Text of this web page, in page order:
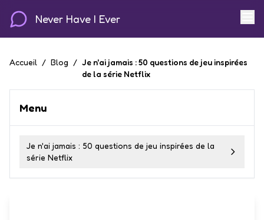
Never Have I Ever
Accueil / Blog / Je n'ai jamais : 50 questions de jeu inspirées
de la série Netflix
Menu
Je n'ai jamais : 50 questions de jeu inspirées de la
série Netflix